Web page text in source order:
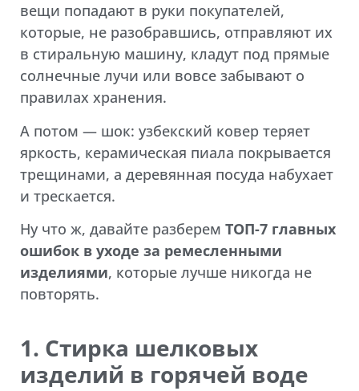
вещи попадают в руки покупателей,
которые, не разобравшись, отправляют их
в стиральную машину, кладут под прямые
солнечные лучи или вовсе забывают о
правилах хранения.
А потом — шок: узбекский ковер теряет
яркость, керамическая пиала покрывается
трещинами, а деревянная посуда набухает
и трескается.
Ну что ж, давайте разберем ТОП-7 главных
ошибок в уходе за ремесленными
изделиями, которые лучше никогда не
повторять.
1. Стирка шелковых
изделий в горячей воде